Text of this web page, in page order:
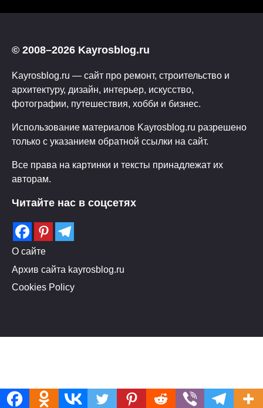
© 2008–2026 Kayrosblog.ru
Kayrosblog.ru — сайт про ремонт, строительство и
архитектуру, дизайн, интерьер, искусство,
фотографии, путешествия, хобби и бизнес.
Использование материалов Kayrosblog.ru разрешено
только с указанием обратной ссылки на сайт.
Все права на картинки и тексты принадлежат их
авторам.
Читайте нас в соцсетях
О сайте
Архив сайта kayrosblog.ru
Cookies Policy